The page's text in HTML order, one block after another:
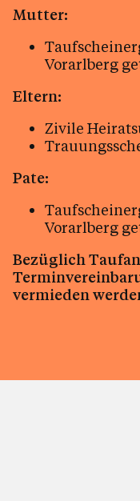
Kalender
Kontakt
Mutter:
Vorarlberg
Eltern:
Zivile
Pate:
Vorarlberg
Bezüglich
vermieden